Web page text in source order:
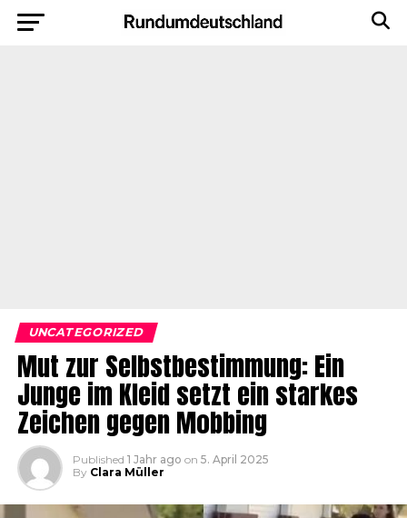
UNCATEGORIZED
Mut zur Selbstbestimmung: Ein
Junge im Kleid setzt ein starkes
Zeichen gegen Mobbing
Published 1 Jahr ago on 5. April 2025
By Clara Müller